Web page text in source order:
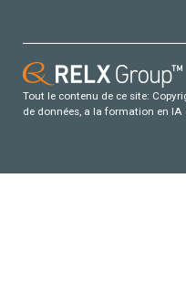
Tout le contenu de ce site:
de données, a la formation en